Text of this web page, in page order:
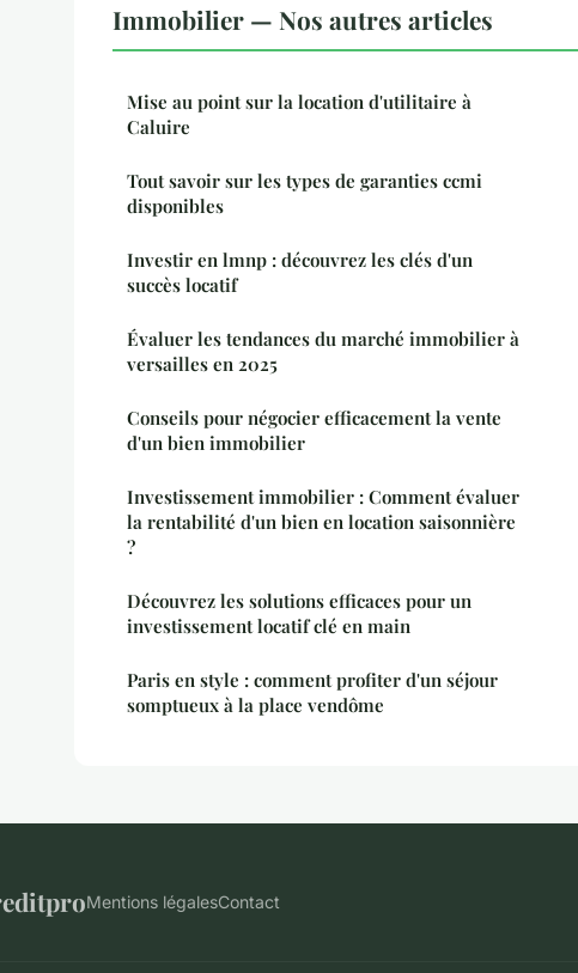
Immobilier — Nos autres articles
Mise au point sur la location d'utilitaire à
Caluire
Tout savoir sur les types de garanties ccmi
disponibles
Investir en lmnp : découvrez les clés d'un
succès locatif
Évaluer les tendances du marché immobilier à
versailles en 2025
Conseils pour négocier efficacement la vente
d'un bien immobilier
Investissement immobilier : Comment évaluer
la rentabilité d'un bien en location saisonnière
?
Découvrez les solutions efficaces pour un
investissement locatif clé en main
Paris en style : comment profiter d'un séjour
somptueux à la place vendôme
Mentions légalesContact